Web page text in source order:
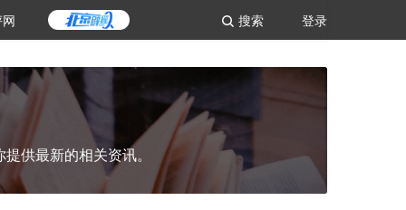
登录
搜索
供最新的相关资讯。